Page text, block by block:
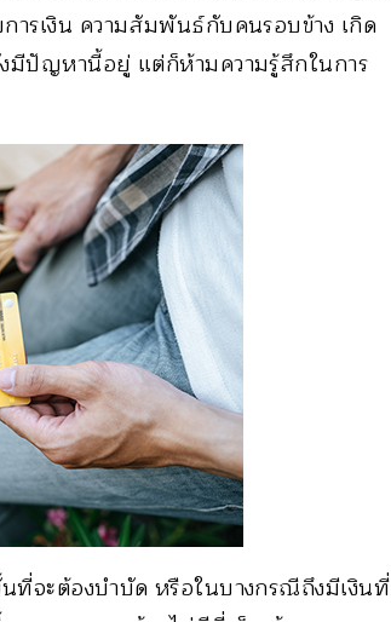
ารเงิน ความสัมพันธ์กับคนรอบข้าง เกิด
มีปัญหานี้อยู่ แต่ก็ห้ามความรู้สึกในการ
นที่จะต้องบำบัด หรือในบางกรณีถึงมีเงินที่